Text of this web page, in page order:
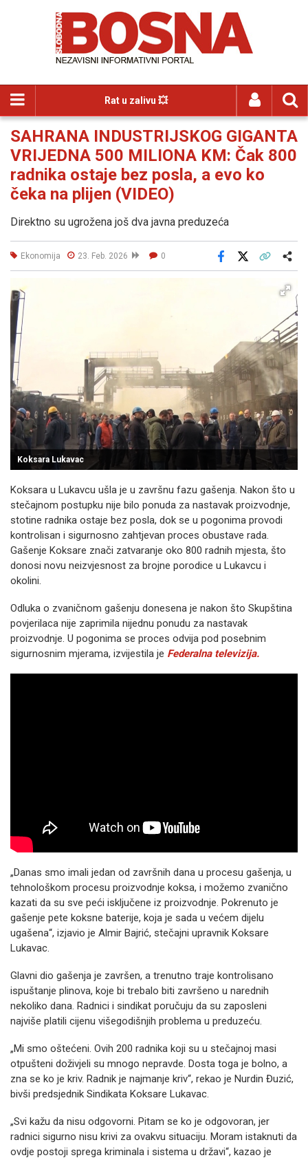
Rat u zalivu 💥
SAHRANA INDUSTRIJSKOG GIGANTA
VRIJEDNA 500 MILIONA KM: Čak 800
radnika ostaje bez posla, a evo ko
čeka na plijen (VIDEO)
Direktno su ugrožena još dva javna preduzeća
Ekonomija 23. Feb. 2026 0
Facebook
Koksara Lukavac
Koksara u Lukavcu ušla je u završnu fazu gašenja. Nakon što u
stečajnom postupku nije bilo ponuda za nastavak proizvodnje,
stotine radnika ostaje bez posla, dok se u pogonima provodi
kontrolisan i sigurnosno zahtjevan proces obustave rada.
Gašenje Koksare znači zatvaranje oko 800 radnih mjesta, što
donosi novu neizvjesnost za brojne porodice u Lukavcu i
okolini.
Odluka o zvaničnom gašenju donesena je nakon što Skupština
povjerilaca nije zaprimila nijednu ponudu za nastavak
proizvodnje. U pogonima se proces odvija pod posebnim
sigurnosnim mjerama, izvijestila je Federalna televizija.
„Danas smo imali jedan od završnih dana u procesu gašenja, u
tehnološkom procesu proizvodnje koksa, i možemo zvanično
kazati da su sve peći isključene iz proizvodnje. Pokrenuto je
gašenje pete koksne baterije, koja je sada u većem dijelu
ugašena“, izjavio je Almir Bajrić, stečajni upravnik Koksare
Lukavac.
Glavni dio gašenja je završen, a trenutno traje kontrolisano
ispuštanje plinova, koje bi trebalo biti završeno u narednih
nekoliko dana. Radnici i sindikat poručuju da su zaposleni
najviše platili cijenu višegodišnjih problema u preduzeću.
„Mi smo oštećeni. Ovih 200 radnika koji su u stečajnoj masi
otpušteni doživjeli su mnogo nepravde. Dosta toga je bolno, a
zna se ko je kriv. Radnik je najmanje kriv“, rekao je Nurdin Đuzić,
bivši predsjednik Sindikata Koksare Lukavac.
„Svi kažu da nisu odgovorni. Pitam se ko je odgovoran, jer
radnici sigurno nisu krivi za ovakvu situaciju. Moram istaknuti da
ovdje postoji sprega kriminala i sistema u državi“, kazao je